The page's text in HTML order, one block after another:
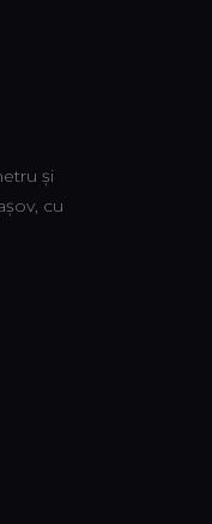
și
cu